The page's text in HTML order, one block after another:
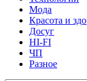
Мода
Красота и
Досуг
HI-FI
ЧП
Разное